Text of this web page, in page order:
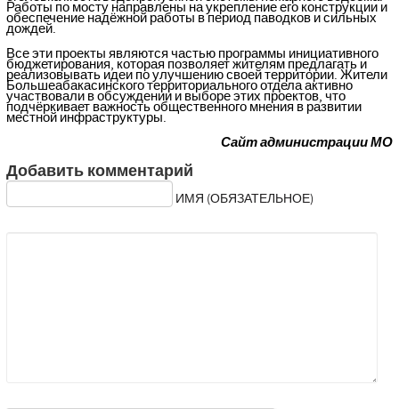
Работы по мосту направлены на укрепление его конструкции и
обеспечение надёжной работы в период паводков и сильных
дождей.
Все эти проекты являются частью программы инициативного
бюджетирования, которая позволяет жителям предлагать и
реализовывать идеи по улучшению своей территории. Жители
Большеабакасинского территориального отдела активно
участвовали в обсуждении и выборе этих проектов, что
подчёркивает важность общественного мнения в развитии
местной инфраструктуры.
Сайт администрации МО
Добавить комментарий
ИМЯ (ОБЯЗАТЕЛЬНОЕ)